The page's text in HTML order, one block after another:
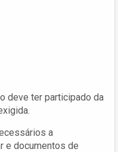
deve ter participado da
a
e documentos de